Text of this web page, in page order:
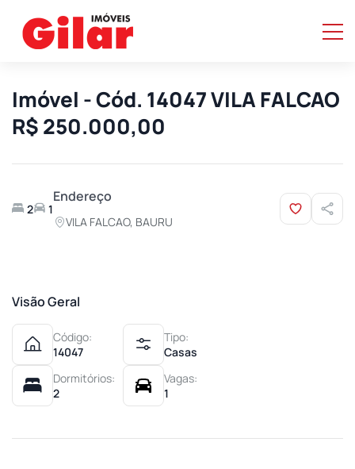
Imóvel - Cód. 14047 VILA FALCAO
R$ 250.000,00
2 1
Endereço
VILA FALCAO, BAURU
Visão Geral
Código:
14047
Tipo:
Casas
Dormitórios:
2
Vagas:
1